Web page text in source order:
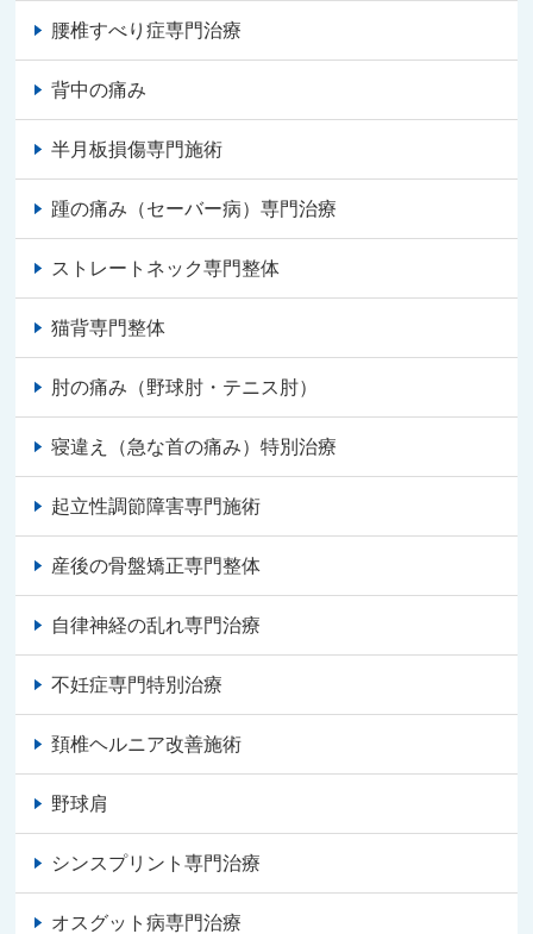
腰椎すべり症専門治療
背中の痛み
半月板損傷専門施術
踵の痛み（セーバー病）専門治療
ストレートネック専門整体
猫背専門整体
肘の痛み（野球肘・テニス肘）
寝違え（急な首の痛み）特別治療
起立性調節障害専門施術
産後の骨盤矯正専門整体
自律神経の乱れ専門治療
不妊症専門特別治療
頚椎ヘルニア改善施術
野球肩
シンスプリント専門治療
オスグット病専門治療